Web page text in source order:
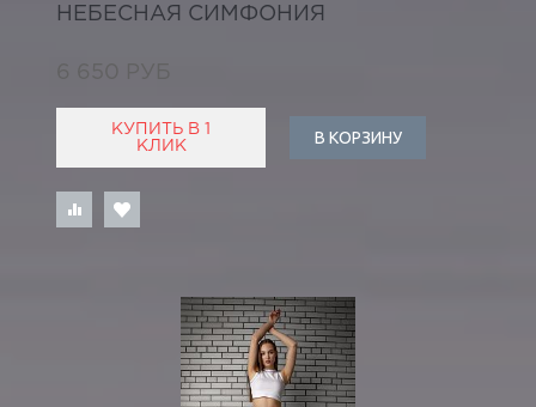
НЕБЕСНАЯ СИМФОНИЯ
6 650 РУБ
КУПИТЬ В 1
КЛИК
В КОРЗИНУ